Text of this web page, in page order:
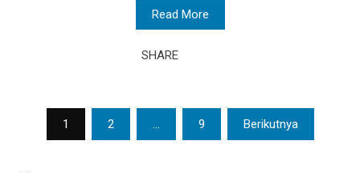
Read More
SHARE
Paginasi
pos
1 2 … 9 Berikutnya